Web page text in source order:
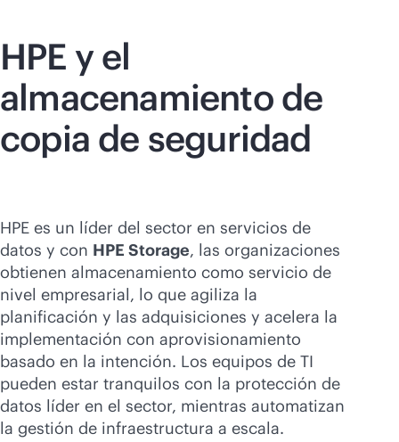
HPE y el
almacenamiento de
copia de seguridad
HPE es un líder del sector en servicios de
datos y con HPE Storage, las organizaciones
obtienen almacenamiento como servicio de
nivel empresarial, lo que agiliza la
planificación y las adquisiciones y acelera la
implementación con aprovisionamiento
basado en la intención. Los equipos de TI
pueden estar tranquilos con la protección de
datos líder en el sector, mientras automatizan
la gestión de infraestructura a escala.